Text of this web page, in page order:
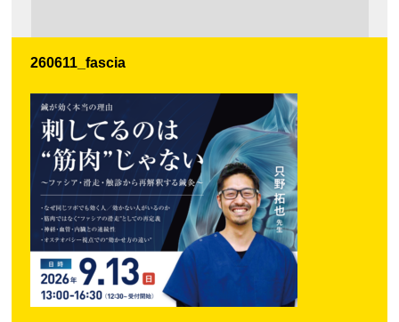
260611_fascia